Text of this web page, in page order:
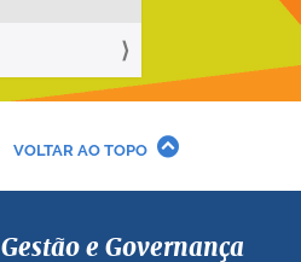
VOLTAR AO TOPO
Gestão e Governança